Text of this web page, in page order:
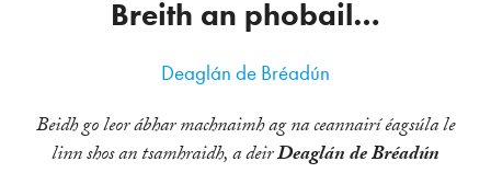
Breith an phobail…
Deaglán de Bréadún
Beidh go leor ábhar machnaimh ag na ceannairí éagsúla le
linn shos an tsamhraidh, a deirDeaglán de Bréadún